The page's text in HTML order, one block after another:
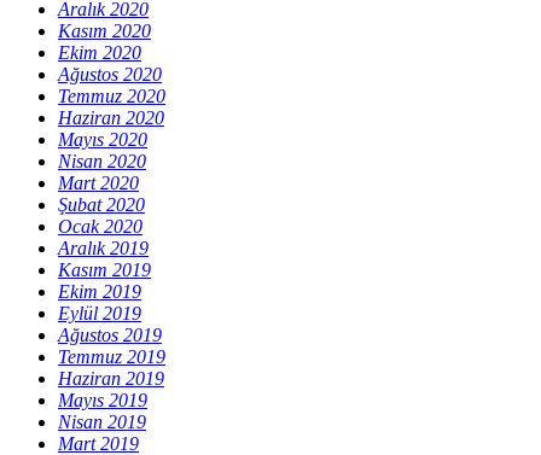
Aralık 2020
Kasım 2020
Ekim 2020
Ağustos 2020
Temmuz 2020
Haziran 2020
Mayıs 2020
Nisan 2020
Mart 2020
Şubat 2020
Ocak 2020
Aralık 2019
Kasım 2019
Ekim 2019
Eylül 2019
Ağustos 2019
Temmuz 2019
Haziran 2019
Mayıs 2019
Nisan 2019
Mart 2019